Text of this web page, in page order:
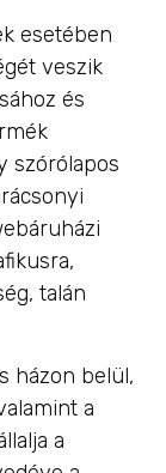
esetében
veszik
és
szórólapos
talán
házon belül,
a
a